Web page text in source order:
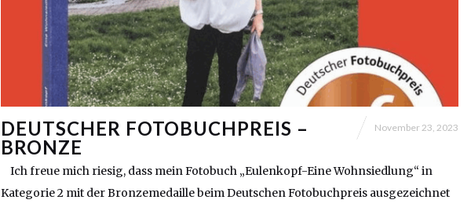
DEUTSCHER FOTOBUCHPREIS –
BRONZE
November 23, 2023
Ich freue mich riesig, dass mein Fotobuch „Eulenkopf-Eine Wohnsiedlung“ in
Kategorie 2 mit der Bronzemedaille beim Deutschen Fotobuchpreis ausgezeichnet